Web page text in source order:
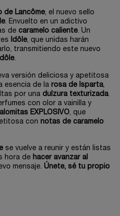
de Lancôme, el nuevo sello
. Envuelto en un adictivo
de caramelo caliente. Un
Idôle, que unidas harán
transmitiendo este nuevo
.
versión deliciosa y apetitosa
esencia de la rosa de Isparta,
por una dulzura texturizada.
con olor a vainilla y
EXPLOSIVO, que
con notas de caramelo
se vuelve a reunir y están listas
hora de hacer avanzar al
mensaje. Únete, sé tu propio